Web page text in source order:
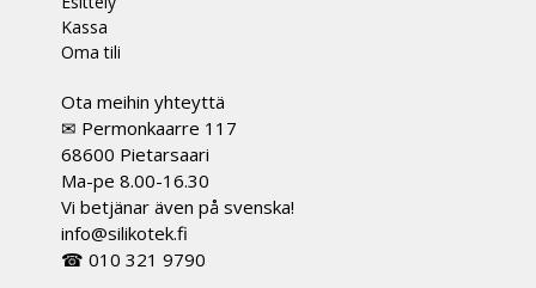
Kassa
Oma tili
Ota meihin yhteyttä
✉ Permonkaarre 117
68600 Pietarsaari
Ma-pe 8.00-16.30
Vi betjänar även på svenska!
info@silikotek.fi
☎ 010 321 9790